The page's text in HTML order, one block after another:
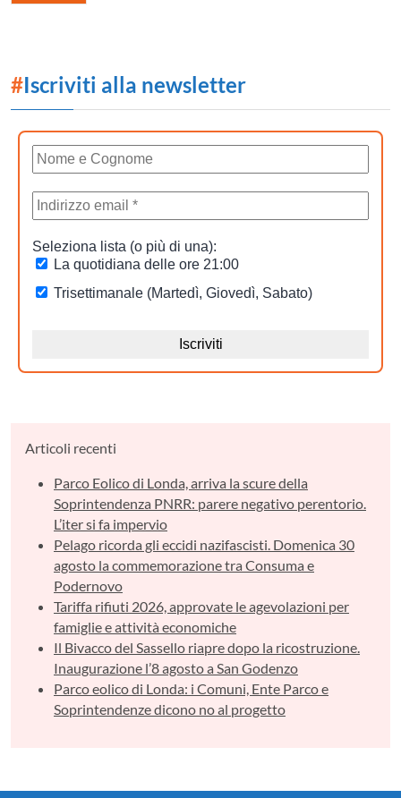
#Iscriviti alla newsletter
Articoli recenti
Parco Eolico di Londa, arriva la scure della
Soprintendenza PNRR: parere negativo perentorio.
L’iter si fa impervio
Pelago ricorda gli eccidi nazifascisti. Domenica 30
agosto la commemorazione tra Consuma e
Podernovo
Tariffa rifiuti 2026, approvate le agevolazioni per
famiglie e attività economiche
Il Bivacco del Sassello riapre dopo la ricostruzione.
Inaugurazione l’8 agosto a San Godenzo
Parco eolico di Londa: i Comuni, Ente Parco e
Soprintendenze dicono no al progetto